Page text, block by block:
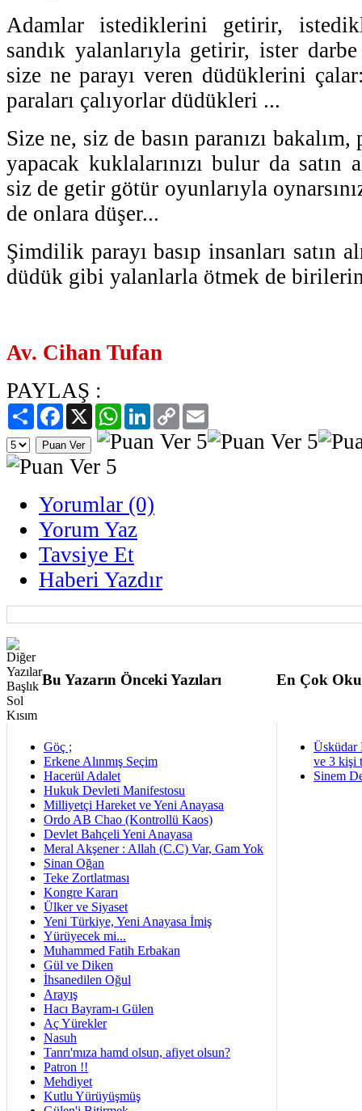
Adamlar istediklerini getirir,
sandık yalanlarıyla getirir, ister
size ne parayı veren düdüklerini
paraları çalıyorlar düdükleri ...
Size ne, siz de basın paranızı
yapacak kuklalarınızı bulur da satın
siz de getir götür oyunlarıyla
de onlara düşer...
Şimdilik parayı basıp insanları satın
düdük gibi yalanlarla ötmek de
Av. Cihan Tufan
PAYLAŞ :
PaylaşFacebook
X WhatsAppLinkedIn
Copy
Link
Yorumlar (0)
Yorum Yaz
Tavsiye Et
Haberi Yazdır
Bu Yazarın Önceki Yazıları En Çok
Göç ;
Erkene Alınmış Seçim
Hacerül Adalet
Hukuk Devleti Manifestosu
Milliyetçi Hareket ve Yeni Anayasa
Ordo AB Chao (Kontrollü Kaos)
Devlet Bahçeli Yeni Anayasa
Meral Akşener : Allah (C.C) Var, Gam Yok
Sinan Oğan
Teke Zortlatması
Kongre Kararı
Ülker ve Siyaset
Yeni Türkiye, Yeni Anayasa İmiş
Yürüyecek mi...
Muhammed Fatih Erbakan
Gül ve Diken
İhsanedilen Oğul
Arayış
Hacı Bayram-ı Gülen
Aç Yürekler
Nasuh
Tanrı'mıza hamd olsun, afiyet olsun?
Patron !!
Mehdiyet
Kutlu Yürüyüşmüş
Üsküdar
ve 3 kişi
Sinem